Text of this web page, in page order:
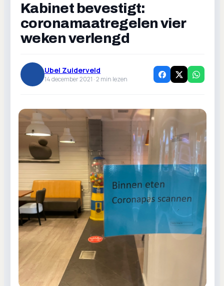
Kabinet bevestigt:
coronamaatregelen vier
weken verlengd
Ubel Zuiderveld
14 december 2021 ·2 min lezen